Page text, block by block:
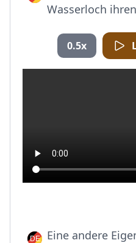
Wasserloch
0.5x
Eine andere